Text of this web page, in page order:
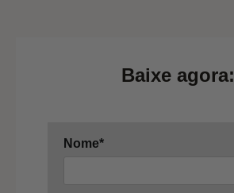
Baixe agora:
Nome*